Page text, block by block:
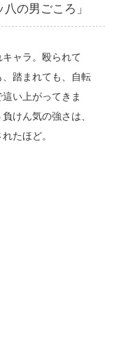
八の男ごころ」
ャラ。殴られて
踏まれても、自転
い上がってきま
けん気の強さは、
たほど。